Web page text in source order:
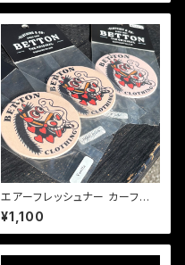
エアーフレッシュナー カーフレ
グランス 干支「午」 オリジナル B
ETTON CLOTHING ベットン
クロージング
¥1,100